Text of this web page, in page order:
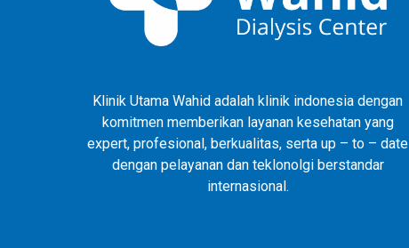
Klinik Utama Wahid adalah klinik indonesia dengan
komitmen memberikan layanan kesehatan yang
expert, profesional, berkualitas, serta up – to – date
dengan pelayanan dan teklonolgi berstandar
internasional.